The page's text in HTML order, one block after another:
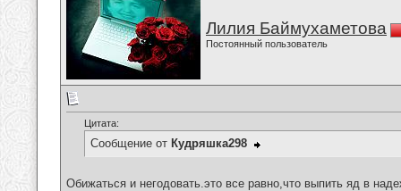
Лилия Баймухаметова
Постоянный пользователь
Цитата:
Сообщение от Кудряшка298
Обижаться и негодовать.это все равно,что выпить яд в